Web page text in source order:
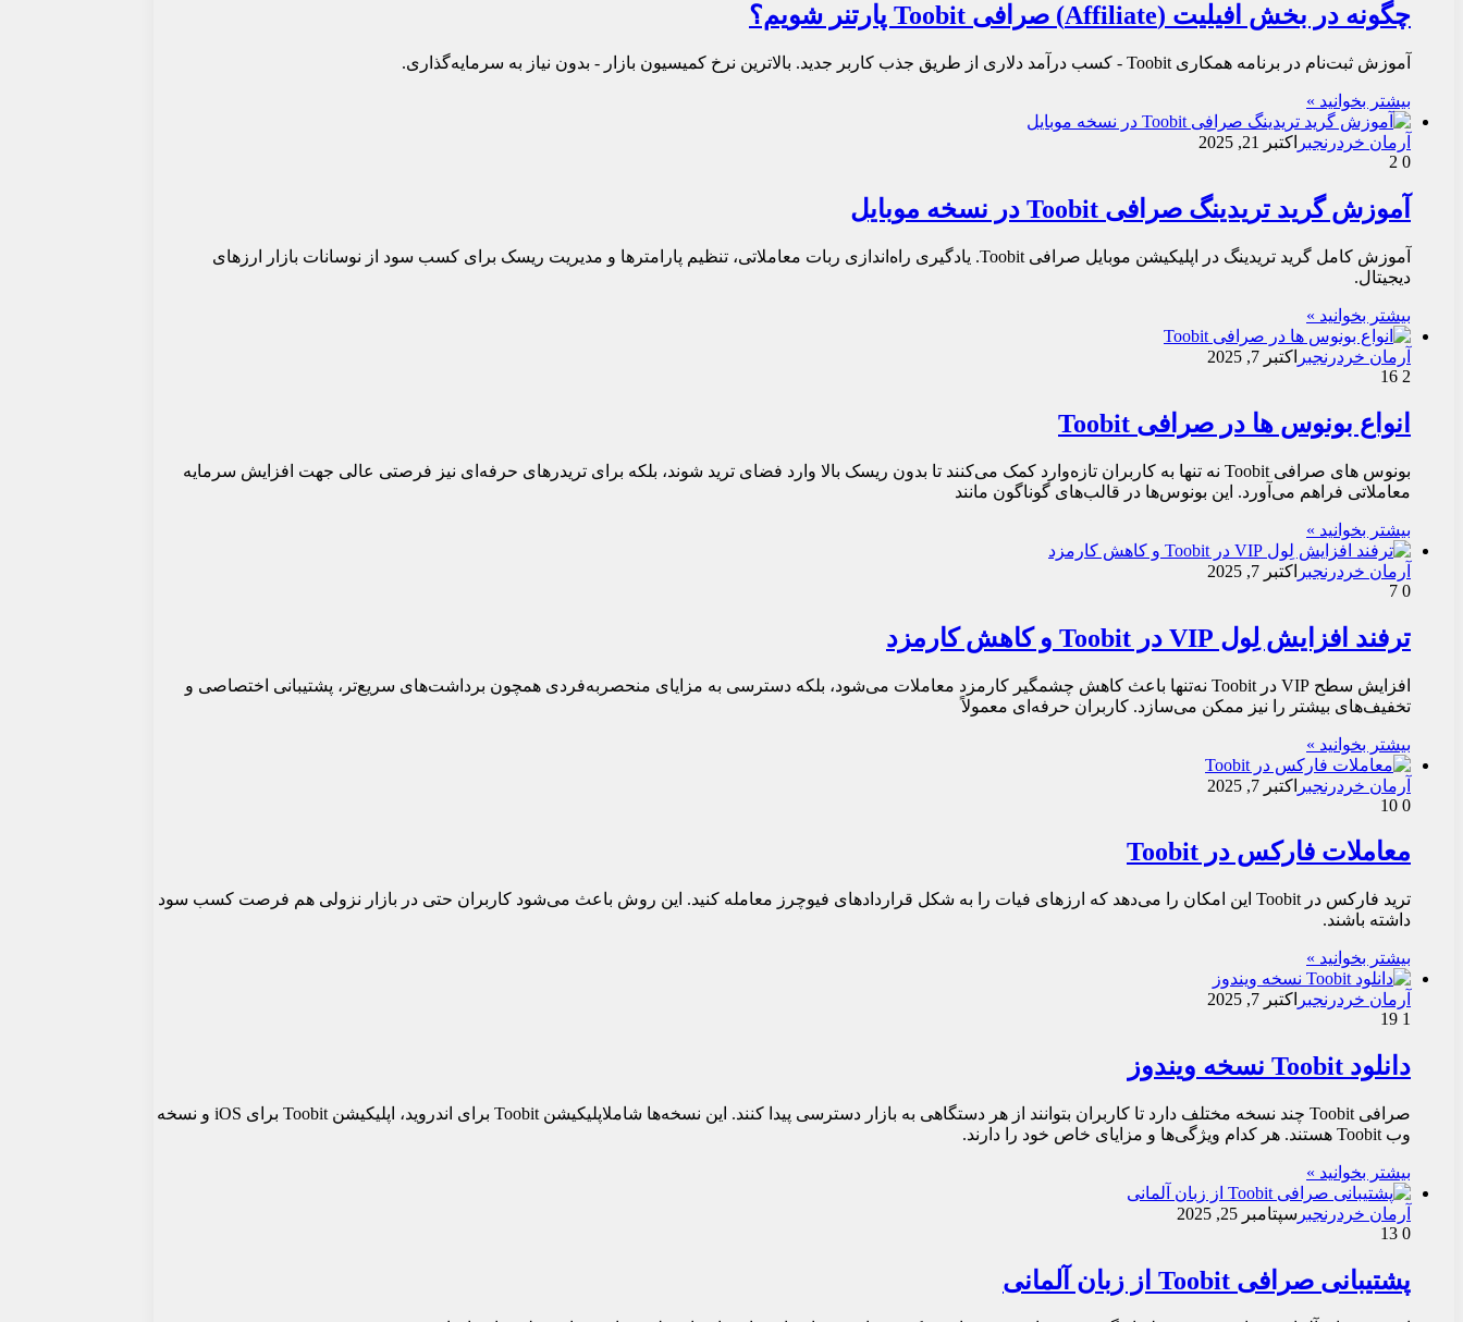
چگونه در بخش افیلیت (Affiliate) صرافی Toobit پارتنر شویم؟
آموزش ثبت‌نام در برنامه همکاری Toobit - کسب درآمد دلاری از طریق جذب کاربر جدید. بالاترین نرخ کمیسیون بازار - بدون نیاز به سرمایه‌گذاری.
بیشتر بخوانید »
آرمان خردرنجبر اکتبر 21, 2025
0
آموزش گرید تریدینگ صرافی Toobit در نسخه موبایل
آموزش کامل گرید تریدینگ در اپلیکیشن موبایل صرافی Toobit. یادگیری راه‌اندازی ربات معاملاتی، تنظیم پارامترها و مدیریت ریسک برای کسب سود از نوسانات بازار ارزهای
دیجیتال.
بیشتر بخوانید »
آرمان خردرنجبر اکتبر 7, 2025
2
انواع بونوس ها در صرافی Toobit
بونوس های صرافی Toobit نه‌ تنها به کاربران تازه‌وارد کمک می‌کنند تا بدون ریسک بالا وارد فضای ترید شوند، بلکه برای تریدرهای حرفه‌ای نیز فرصتی عالی جهت افزایش سرمایه
معاملاتی فراهم می‌آورد. این بونوس‌ها در قالب‌های گوناگون مانند
بیشتر بخوانید »
آرمان خردرنجبر اکتبر 7, 2025
0
ترفند افزایش لِول VIP در Toobit و کاهش کارمزد
افزایش سطح VIP در Toobit نه‌تنها باعث کاهش چشمگیر کارمزد معاملات می‌شود، بلکه دسترسی به مزایای منحصر‌به‌فردی همچون برداشت‌های سریع‌تر، پشتیبانی اختصاصی و
تخفیف‌های بیشتر را نیز ممکن می‌سازد. کاربران حرفه‌ای معمولاً
بیشتر بخوانید »
آرمان خردرنجبر اکتبر 7, 2025
0
معاملات فارکس در Toobit
ترید فارکس در Toobit این امکان را می‌دهد که ارزهای فیات را به شکل قراردادهای فیوچرز معامله کنید. این روش باعث می‌شود کاربران حتی در بازار نزولی هم فرصت کسب سود
داشته باشند.
بیشتر بخوانید »
آرمان خردرنجبر اکتبر 7, 2025
1
دانلود Toobit نسخه ویندوز
صرافی Toobit چند نسخه مختلف دارد تا کاربران بتوانند از هر دستگاهی به بازار دسترسی پیدا کنند. این نسخه‌ها شاملاپلیکیشن Toobit برای اندروید، اپلیکیشن Toobit برای iOS و نسخه
وب Toobit هستند. هر کدام ویژگی‌ها و مزایای خاص خود را دارند.
بیشتر بخوانید »
آرمان خردرنجبر سپتامبر 25, 2025
0
پشتیبانی صرافی Toobit از زبان آلمانی